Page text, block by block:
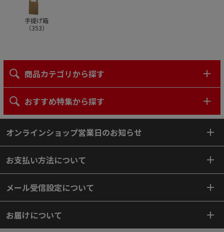
手提げ箱
（353）
商品カテゴリから探す
おすすめ特集から探す
オンラインショップ営業日のお知らせ
お支払い方法について
メール受信設定について
お届けについて